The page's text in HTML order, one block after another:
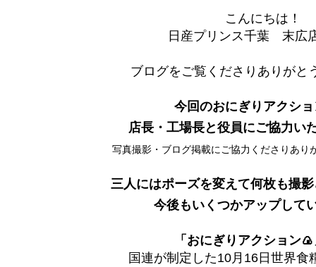
こんにちは！
日産プリンス千葉 末広
ブログをご覧くださりありがと
今回のおにぎりアクシ
店長・工場長と役員にご協力い
写真撮影・ブログ掲載にご協力くださりあり
三人にはポーズを変えて何枚も撮
今後もいくつかアップして
「おにぎりアクション
国連が制定した10月16日世界食